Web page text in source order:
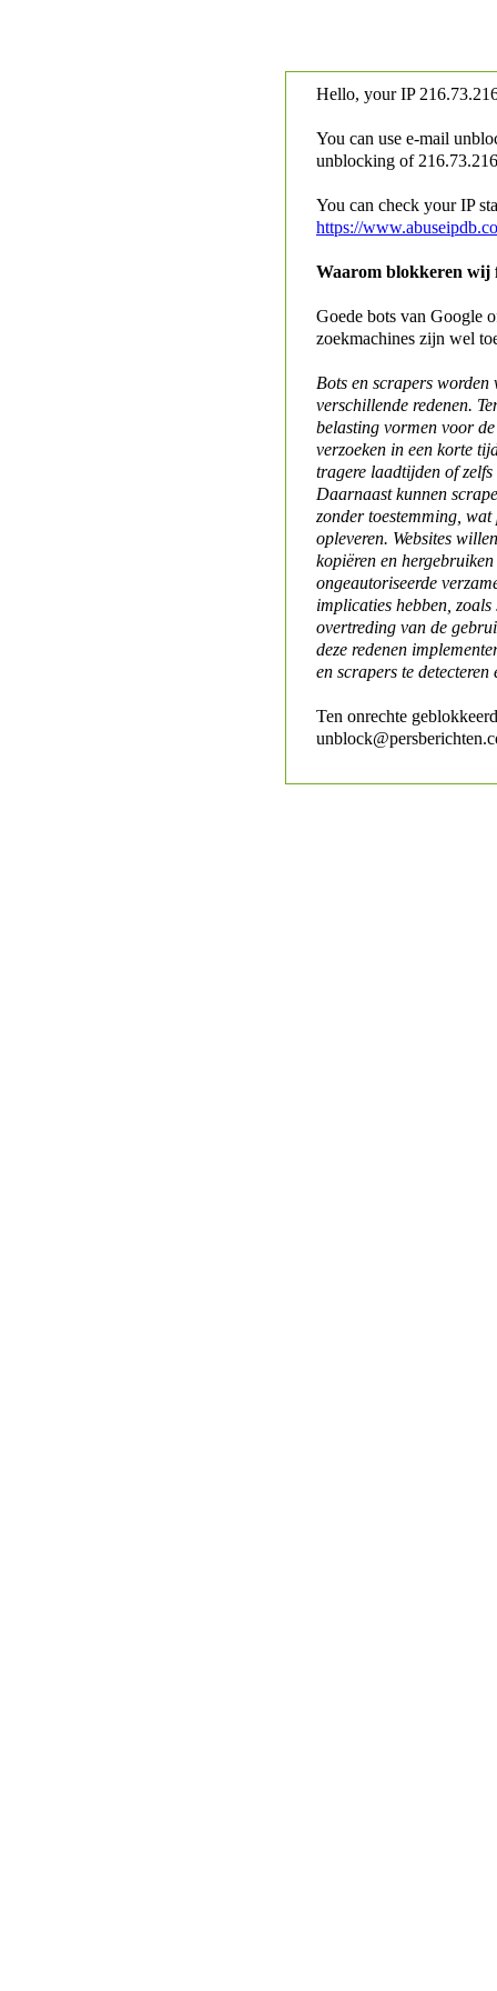
Hello, your IP
You can use e-mail
unblocking of
You can check your IP
https://
Waarom blokkeren wij
Goede bots van Google
zoekmachines zijn wel
Bots en scrapers worden
verschillende redenen.
belasting vormen voor
verzoeken in een korte
tragere laadtijden of
Daarnaast kunnen
zonder toestemming,
opleveren. Websites
kopiëren en
ongeautoriseerde
implicaties hebben,
overtreding van de
deze redenen
en scrapers te detecteren
Ten onrechte